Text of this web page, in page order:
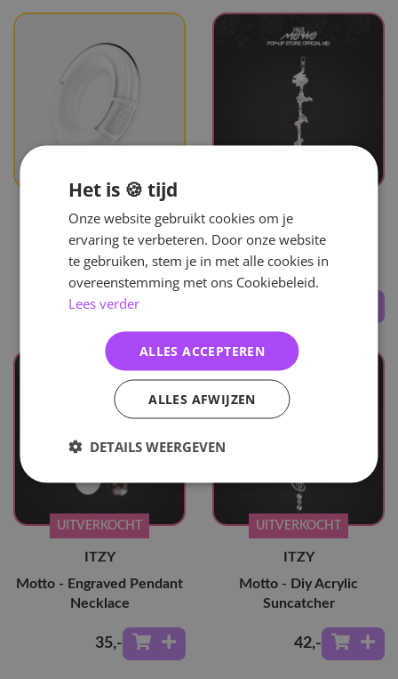
BACKORDER
ITZY
Official Light Ring Ver. 2
66,-
ITZY
Motto - Ladder Dangling
Keyring
UITVERKOCHT
ITZY
Motto - Engraved Pendant
Necklace
35,-
UITVERKOCHT
ITZY
Motto - Diy Acrylic
Suncatcher
42,-
Het is 🍪 tijd
Onze website gebruikt cookies om je
ervaring te verbeteren. Door onze website
te gebruiken, stem je in met alle cookies in
overeenstemming met ons Cookiebeleid.
Lees verder
ALLES ACCEPTEREN
ALLES AFWIJZEN
DETAILS WEERGEVEN